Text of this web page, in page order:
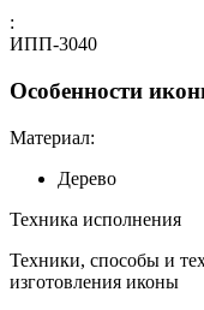
:
ИПП-3040
Особенности
Материал:
Дерево
Техника исполнения
Техники, способы и
изготовления иконы